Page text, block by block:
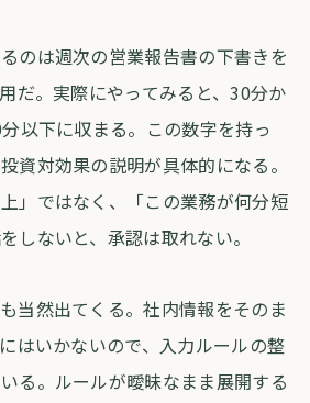
のは週次の営業報告書の下書きを
だ。実際にやってみると、30分か
以下に収まる。この数字を持っ
資対効果の説明が具体的になる。
」ではなく、「この業務が何分短
しないと、承認は取れない。
当然出てくる。社内情報をそのま
はいかないので、入力ルールの整
る。ルールが曖昧なまま展開する